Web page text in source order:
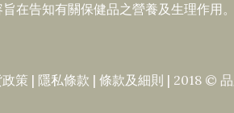
在告知有關保健品之營養及生理作用
策 | 隱私條款 |​ 條款及細則 | 2018 ©